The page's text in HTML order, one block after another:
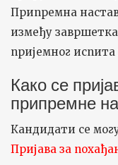
Припремна
између
пријемног
Како се
припремне
Кандидати се
Пријава за